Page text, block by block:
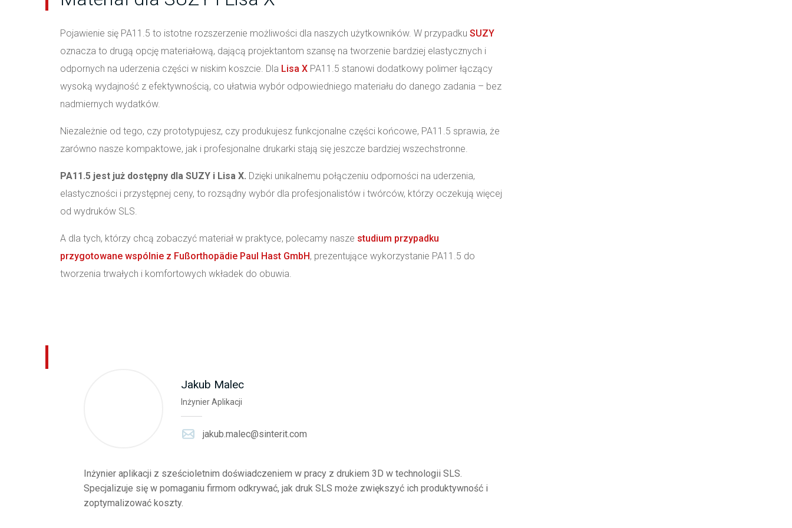
Pojawienie się PA11.5 to istotne rozszerzenie możliwości dla naszych użytkowników. W przypadku SUZY
oznacza to drugą opcję materiałową, dającą projektantom szansę na tworzenie bardziej elastycznych i
odpornych na uderzenia części w niskim koszcie. Dla Lisa X PA11.5 stanowi dodatkowy polimer łączący
wysoką wydajność z efektywnością, co ułatwia wybór odpowiedniego materiału do danego zadania – bez
nadmiernych wydatków.
Niezależnie od tego, czy prototypujesz, czy produkujesz funkcjonalne części końcowe, PA11.5 sprawia, że
zarówno nasze kompaktowe, jak i profesjonalne drukarki stają się jeszcze bardziej wszechstronne.
PA11.5 jest już dostępny dla SUZY i Lisa X. Dzięki unikalnemu połączeniu odporności na uderzenia,
elastyczności i przystępnej ceny, to rozsądny wybór dla profesjonalistów i twórców, którzy oczekują więcej
od wydruków SLS.
A dla tych, którzy chcą zobaczyć materiał w praktyce, polecamy nasze studium przypadku
przygotowane wspólnie z Fußorthopädie Paul Hast GmbH, prezentujące wykorzystanie PA11.5 do
tworzenia trwałych i komfortowych wkładek do obuwia.
Jakub Malec
Inżynier Aplikacji
jakub.malec@sinterit.com
Inżynier aplikacji z sześcioletnim doświadczeniem w pracy z drukiem 3D w technologii SLS.
Specjalizuje się w pomaganiu firmom odkrywać, jak druk SLS może zwiększyć ich produktywność i
zoptymalizować koszty.